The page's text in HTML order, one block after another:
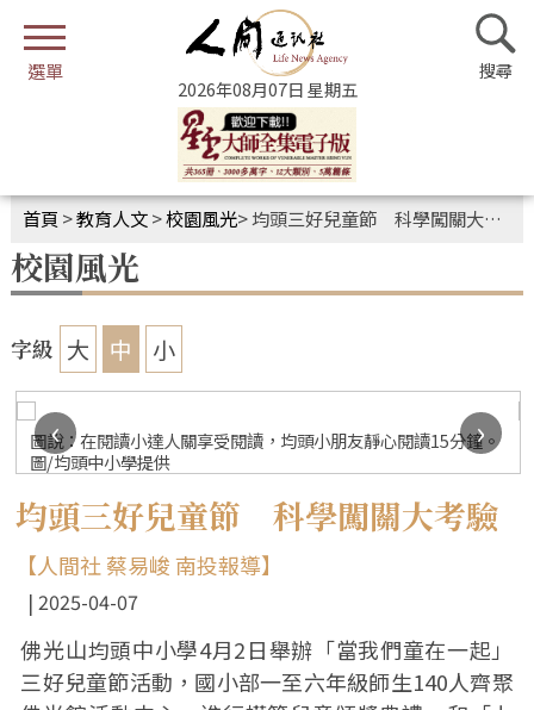
2026年08月07日 星期五
首頁 >教育人文>校園風光>均頭三好兒童節 科學闖關大考驗
校園風光
字級 大 中 小
圖說：在閱讀小達人關享受閱讀，均頭小朋友靜心閱讀15分鐘。
圖/均頭中小學提供
‹
›
均頭三好兒童節 科學闖關大考驗
【人間社 蔡易峻 南投報導】
2025-04-07
佛光山均頭中小學4月2日舉辦「當我們童在一起」
三好兒童節活動，國小部一至六年級師生140人齊聚